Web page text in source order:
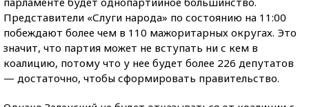
Представители «Слуги народа» по состоянию на 11:00
побеждают более чем в 110 мажоритарных округах. Это
значит, что партия может не вступать ни с кем в
коалицию, потому что у нее будет более 226 депутатов
— достаточно, чтобы сформировать правительство.